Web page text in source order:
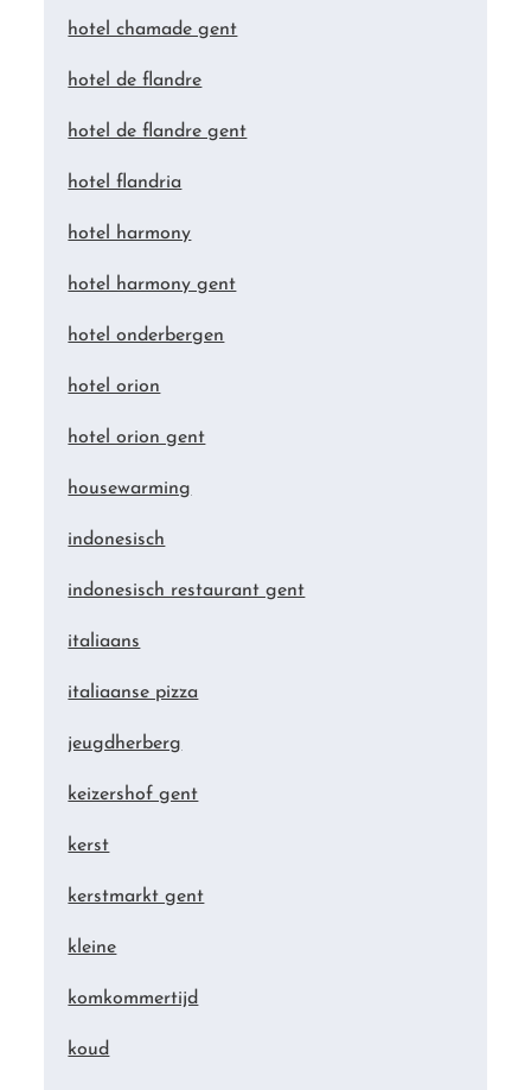
hotel chamade gent
hotel de flandre
hotel de flandre gent
hotel flandria
hotel harmony
hotel harmony gent
hotel onderbergen
hotel orion
hotel orion gent
housewarming
indonesisch
indonesisch restaurant gent
italiaans
italiaanse pizza
jeugdherberg
keizershof gent
kerst
kerstmarkt gent
kleine
komkommertijd
koud